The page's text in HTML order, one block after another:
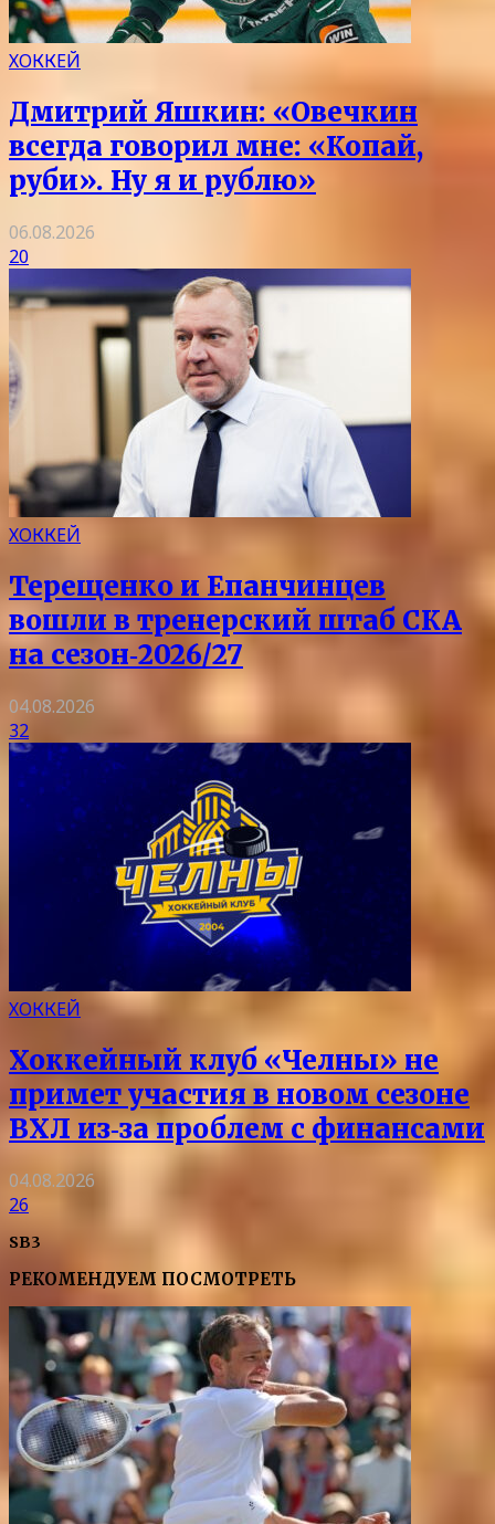
ХОККЕЙ
Дмитрий Яшкин: «Овечкин
всегда говорил мне: «Копай,
руби». Ну я и рублю»
06.08.2026
20
ХОККЕЙ
Терещенко и Епанчинцев
вошли в тренерский штаб СКА
на сезон‑2026/27
04.08.2026
32
ХОККЕЙ
Хоккейный клуб «Челны» не
примет участия в новом сезоне
ВХЛ из‑за проблем с финансами
04.08.2026
26
SB3
РЕКОМЕНДУЕМ ПОСМОТРЕТЬ